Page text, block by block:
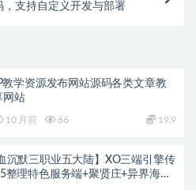
支持自定义开发与部署
教学资源发布网站源码各类文章教
网站
10 月前 66 19.9
沉默三职业五大陆】XO三端引擎传
整理特色服务端+聚贤庄+异界海岛